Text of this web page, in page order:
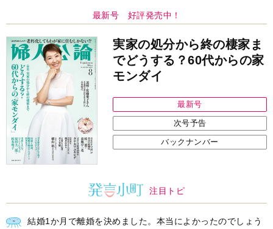
最新号 好評発売中！
実家の処分から終の棲家ま
でどうする？60代からの家
モンダイ
最新号
次号予告
バックナンバー
注目トピ
結婚1か月で離婚を決めました。本当によかったのでしょう